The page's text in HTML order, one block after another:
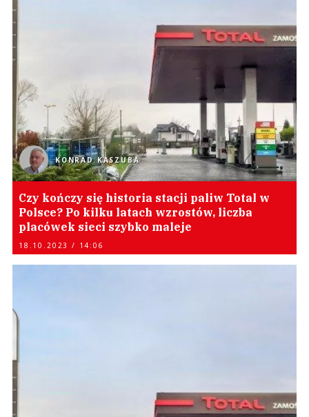
KONRAD KASZUBA
Czy kończy się historia stacji paliw Total w
Polsce? Po kilku latach wzrostów, liczba
placówek sieci szybko maleje
18.10.2023 / 14:06